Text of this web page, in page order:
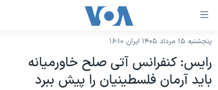
لینکهای
دسترسی
جهش
محتوای
نسخه سبک وب‌سایت
موضوع ها
پنجشنبه ۱۵ مرداد ۱۴۰۵ ایران ۱۶:۱۰
رايس: کنفرانس آتی صلح خاورميانه
بايد آرمان فلسطينيان را پيش ببرد